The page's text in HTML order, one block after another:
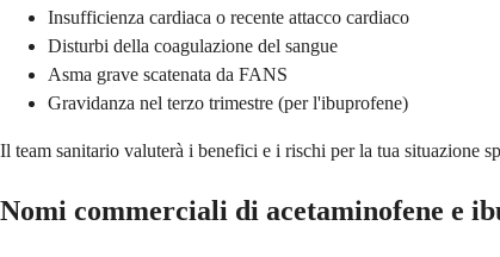
Insufficienza cardiaca o recente attacco cardiaco
Disturbi della coagulazione del sangue
Asma grave scatenata da FANS
Gravidanza nel terzo trimestre (per l'ibuprofene)
Il team sanitario valuterà i benefici e i rischi per la tua situazione
Nomi commerciali di acetaminofene e